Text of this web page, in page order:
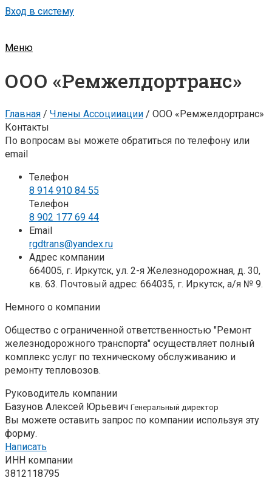
Вход в систему
Меню
ООО «Ремжелдортранс»
Главная / Члены Ассоцииации / ООО «Ремжелдортранс»
Контакты
По вопросам вы можете обратиться по телефону или
email
Телефон
8 914 910 84 55
Телефон
8 902 177 69 44
Email
rgdtrans@yandex.ru
Адрес компании
664005, г. Иркутск, ул. 2-я Железнодорожная, д. 30,
кв. 63. Почтовый адрес: 664035, г. Иркутск, а/я № 9.
Немного о компании
Общество с ограниченной ответственностью "Ремонт
железнодорожного транспорта" осуществляет полный
комплекс услуг по техническому обслуживанию и
ремонту тепловозов.
Руководитель компании
Базунов Алексей Юрьевич Генеральный директор
Вы можете оставить запрос по компании используя эту
форму.
Написать
ИНН компании
3812118795